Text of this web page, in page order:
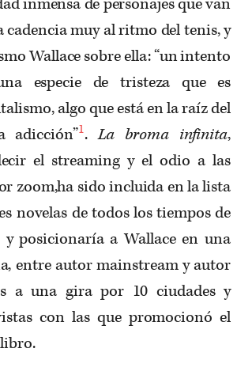
inmensa de personajes que van
cadencia muy al ritmo del tenis, y
Wallace sobre ella: “un intento
especie de tristeza que es
algo que está en la raíz del
adicción”1.La broma infinita,
el streaming y el odio a las
zoom,ha sido incluida en la lista
novelas de todos los tiempos de
y posicionaría a Wallace en una
entre autor mainstream y autor
a una gira por 10 ciudades y
con las que promocionó el